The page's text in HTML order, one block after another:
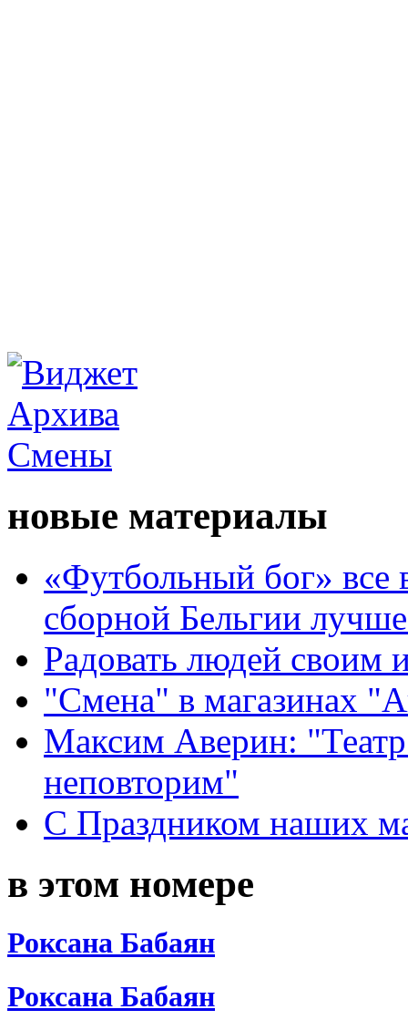
новые материалы
«Футбольный бог» все
сборной Бельгии
Радовать людей своим
"Смена" в магазинах
Максим Аверин:
неповторим"
С Праздником наших
в этом номере
Роксана Бабаян
Роксана Бабаян